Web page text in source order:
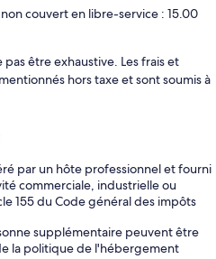
couvert en libre-service : 15.00
pas être exhaustive. Les frais et
hors taxe et sont soumis à
par un hôte professionnel et fourni
commerciale, industrielle ou
155 du Code général des impôts
supplémentaire peuvent être
la politique de l'hébergement